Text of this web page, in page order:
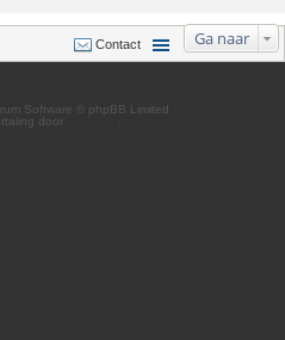
Ga naar
Contact
Software © phpBB Limited
door
.